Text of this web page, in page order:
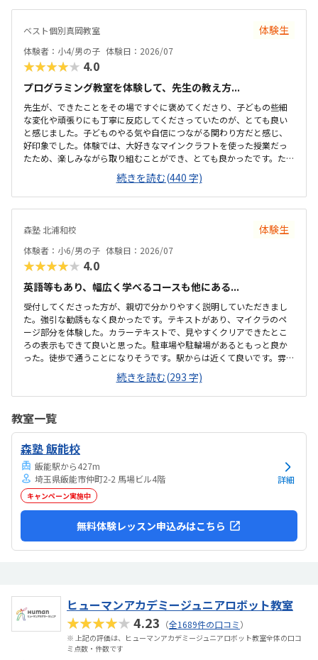
ベスト個別真岡教室 体験生
体験者：小4/男の子 体験日：2026/07
★★★★★ 4.0
プログラミング教室を体験して、先生の教え方...
先生が、できたことをその場ですぐに褒めてくださり、子どもの些細
な変化や頑張りにも丁寧に反応してくださっていたのが、とても良い
と感じました。子どものやる気や自信につながる関わり方だと感じ、
好印象でした。体験では、大好きなマインクラフトを使った授業だっ
たため、楽しみながら取り組むことができ、とても良かったです。た
だ、今後もずっとマインクラフトを使った内容ではないと伺ったの
で、その後も興味を持って取り組めるかどうかは少し気になる点でし
た。教室は自宅から15分ほどの距離にあり、通いやすいと感じまし
た。また、駐車場もあるため、送り迎えもしやすく、安心して通わせ
ているわけではありませんが、壁などで視線が分散しにくい工夫がさ
れており、集中しやすい雰囲気だと感じました。月4回（1回50分）で
約12,000円という料金は、我が家にとってはや...
続きを読む(440 字)
森塾 北浦和校 体験生
体験者：小6/男の子 体験日：2026/07
★★★★★ 4.0
英語等もあり、幅広く学べるコースも他にある...
受付してくださった方が、親切で分かりやすく説明していただきまし
た。強引な勧誘もなく良かったです。テキストがあり、マイクラのペ
ージ部分を体験した。カラーテキストで、見やすくクリアできたとこ
ろの表示もできて良いと思った。駐車場や駐輪場があるともっと良か
った。徒歩で通うことになりそうです。駅からは近くて良いです。雰囲
気も良く、清潔感もあった。部屋が区切られていて、個人スペースも
確保されていて良かった。基本料金以外に、追加料金があまり無さそ
うで良かった。できれば、毎月1万以内で通いたいです。子供に熱心に
気持ちになれて良かった。
続きを読む(293 字)
教室一覧
森塾 飯能校
飯能駅から427m
埼玉県飯能市仲町2-2 馬場ビル4階
キャンペーン実施中
詳細
無料体験レッスン申込みはこちら
ヒューマンアカデミージュニアロボット教室
★★★★★4.23 （全1689件の口コミ）
※ 上記の評価は、ヒューマンアカデミージュニアロボット教室全体の口コ
ミ点数・件数です